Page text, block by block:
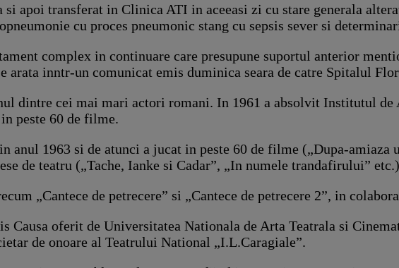
apoi transferat in Clinica ATI in aceeasi zi cu stare generala
cu proces pneumonic stang cu sepsis sever si
complex in continuare care presupune suportul anterior
arata inntr-un comunicat emis duminica seara de catre Spitalul
dintre cei mai mari actori romani. In 1961 a absolvit Institutul
peste 60 de filme.
anul 1963 si de atunci a jucat in peste 60 de filme („Dupa-
de teatru („Tache, Ianke si Cadar”, „In numele trandafirului”
„Cantece de petrecere” si „Cantece de petrecere 2”, in
oferit de Universitatea Nationala de Arta Teatrala si
de onoare al Teatrului National „I.L.Caragiale”.